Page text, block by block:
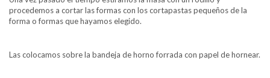
procedemos a cortar las formas con los cortapastas pequeños de la
forma o formas que hayamos elegido.
Las colocamos sobre la bandeja de horno forrada con papel de hornear.